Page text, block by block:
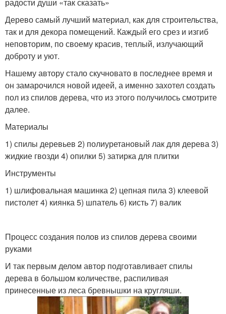
радости души «так сказать»
Дерево самый лучший материал, как для строительства,
так и для декора помещений. Каждый его срез и изгиб
неповторим, по своему красив, теплый, излучающий
доброту и уют.
Нашему автору стало скучновато в последнее время и
он замарочился новой идеей, а именно захотел создать
пол из спилов дерева, что из этого получилось смотрите
далее.
Материалы
1) спилы деревьев 2) полиуретановый лак для дерева 3)
жидкие гвозди 4) опилки 5) затирка для плитки
Инструменты
1) шлифовальная машинка 2) цепная пила 3) клеевой
пистолет 4) киянка 5) шпатель 6) кисть 7) валик
Процесс создания полов из спилов дерева своими
руками
И так первым делом автор подготавливает спилы
дерева в большом количестве, распиливая
принесенные из леса бревнышки на кругляши.